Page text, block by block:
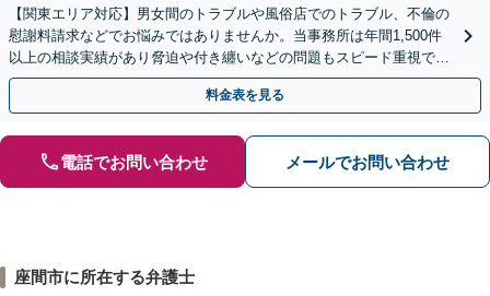
【関東エリア対応】男女間のトラブルや風俗店でのトラブル、不倫の
慰謝料請求などでお悩みではありませんか。当事務所は年間1,500件
以上の相談実績があり脅迫や付き纏いなどの問題もスピード重視で解
決へと導きます。まずはご相談ください【初回無料】
料金表を見る
電話でお問い合わせ メールでお問い合わせ
座間市に所在する弁護士